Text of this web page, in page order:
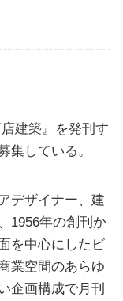
建築』を発刊す
集している。
デザイナー、建
1956年の創刊か
を中心にしたビ
業空間のあらゆ
企画構成で月刊